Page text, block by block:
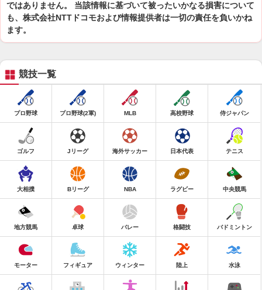
ではありません。 当該情報に基づいて被ったいかなる損害について
も、株式会社NTTドコモおよび情報提供者は一切の責任を負いかね
ます。
競技一覧
プロ野球 プロ野球(2軍) MLB 高校野球 侍ジャパン
ゴルフ Jリーグ 海外サッカー 日本代表 テニス
大相撲 Bリーグ NBA ラグビー 中央競馬
地方競馬 卓球 バレー 格闘技 バドミントン
モーター フィギュア ウィンター 陸上 水泳